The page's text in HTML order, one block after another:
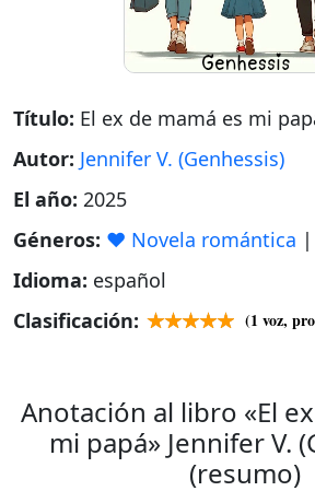
Título: El ex de mamá es mi
Autor: Jennifer V. (Genhessis)
El año: 2025
Géneros: ❤️ Novela romántica |
Idioma: español
Clasificación:
(1 voz,
Anotación al libro «El
mi papá» Jennifer V.
(resumo)